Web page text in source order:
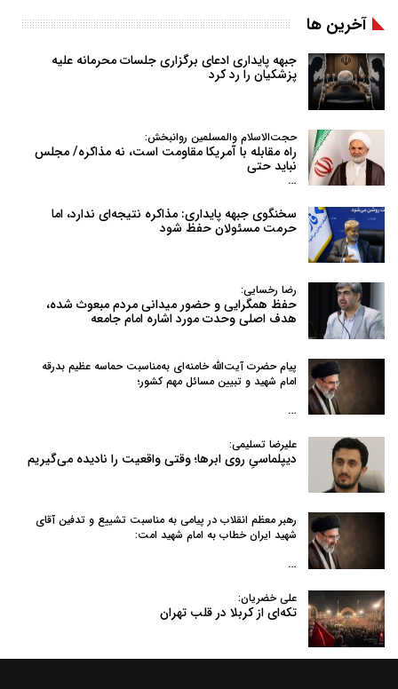
آخرین ها
جبهه پایداری ادعای برگزاری جلسات محرمانه علیه
پزشکیان را رد کرد
حجت‌الاسلام والمسلمین روانبخش:
راه مقابله با آمریکا مقاومت است، نه مذاکره/ مجلس
نباید حتی
…
سخنگوی جبهه پایداری: مذاکره نتیجه‌ای ندارد، اما
حرمت مسئولان حفظ شود
رضا رخسایی:
حفظ همگرایی و حضور میدانی مردم مبعوث شده،
هدف اصلی وحدت مورد اشاره امام جامعه
پیام حضرت آیت‌الله خامنه‌ای به‌مناسبت حماسه عظیم بدرقه
امام شهید و تبیین مسائل مهم کشور؛
…
علیرضا تسلیمی:
دیپلماسیِ روی ابرها؛ وقتی واقعیت را نادیده می‌گیریم
رهبر معظم انقلاب در پیامی به‌ مناسبت تشییع و تدفین آقای
شهید ایران خطاب به امام شهید امت:
…
علی خضریان:
تکه‌ای از کربلا در قلب تهران